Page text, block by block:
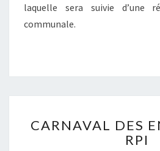
laquelle sera suivie d’une
communale.
DES
CARNAVAL DES
RPI